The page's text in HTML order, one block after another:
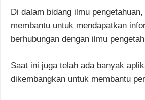
Di dalam bidang ilmu
membantu untuk mendapatkan
berhubungan dengan ilmu
Saat ini juga telah ada banyak
dikembangkan untuk membantu